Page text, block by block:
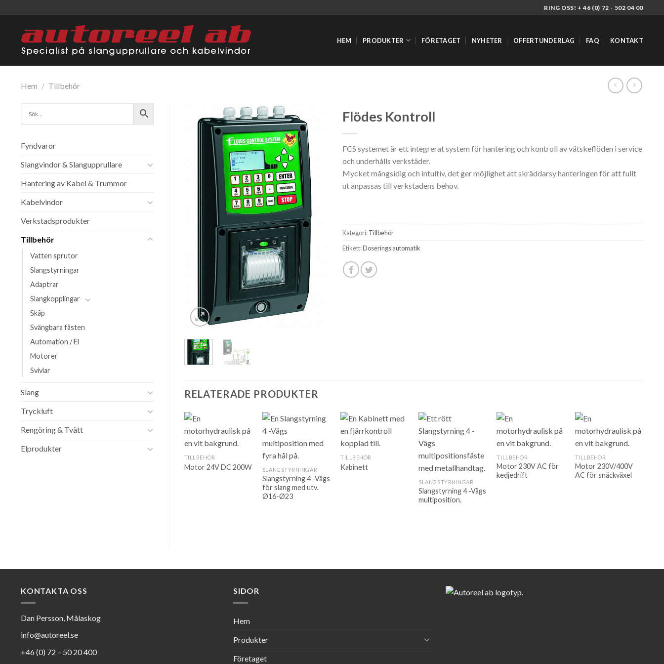
content
RING OSS! + 46 (0) 72 - 502 04 00
HEM PRODUKTER FÖRETAGET NYHETER OFFERTUNDERLAG FAQ KONTAKT
Hem / Tillbehör
Fyndvaror
Slangvindor & Slangupprullare
Hantering av Kabel & Trummor
Kabelvindor
Verkstadsprodukter
Tillbehör
Vatten sprutor
Slangstyrningar
Adaptrar
Slangkopplingar
Skåp
Svängbara fästen
Automation / El
Motorer
Svivlar
Slang
Tryckluft
Rengöring & Tvätt
Elprodukter
Flödes Kontroll
FCS systemet är ett integrerat system för hantering och kontroll av vätskeflöden i service
och underhålls verkstäder.
Mycket mångsidig och intuitiv, det ger möjlighet att skräddarsy hanteringen för att fullt
ut anpassas till verkstadens behov.
Kategori:Tillbehör
Etikett:Doserings automatik
RELATERADE PRODUKTER
TILLBEHÖR
Motor 24V DC 200W SLANGSTYRNINGAR
Slangstyrning 4 -Vägs
för slang med utv.
Ø16-Ø23
TILLBEHÖR
Kabinett
SLANGSTYRNINGAR
Slangstyrning 4 -Vägs
multiposition.
TILLBEHÖR
Motor 230V AC för
kedjedrift
TILLBEHÖR
Motor 230V/400V
AC för snäckväxel
KONTAKTA OSS
Dan Persson, Målaskog
info@autoreel.se
+46 (0) 72 – 50 20 400
SIDOR
Hem
Produkter
Företaget